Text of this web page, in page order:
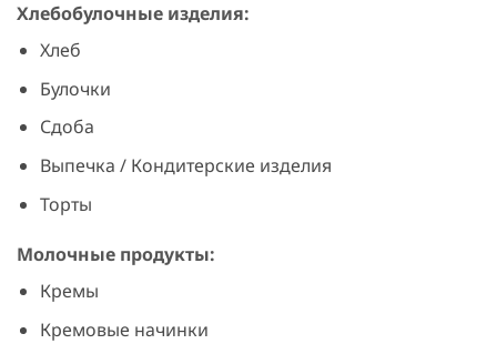
Хлебобулочные изделия:
Хлеб
Булочки
Сдоба
Выпечка / Кондитерские изделия
Торты
Молочные продукты:
Кремы
Кремовые начинки